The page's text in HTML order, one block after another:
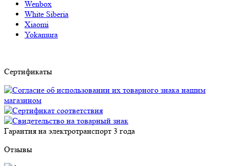
Wenbox
White Siberia
Xiaomi
Yokamura
Сертификаты
Гарантия на электротранспорт 3 года
Отзывы